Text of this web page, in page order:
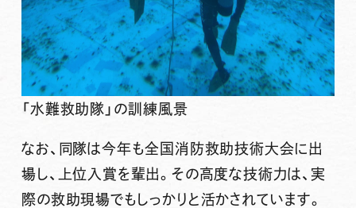
「水難救助隊」の訓練風景
なお、 同隊は今年も全国消防救助技術大会に出
場し、上位入賞を輩出。 その高度な技術力は、実
際の救助現場でもしっかりと活かされています。